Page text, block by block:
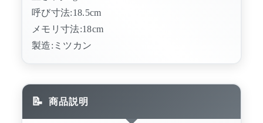
呼び寸法:18.5cm
メモリ寸法:18cm
製造:ミツカン
商品説明